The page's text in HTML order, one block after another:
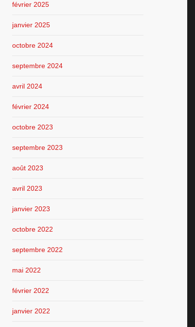
février 2025
janvier 2025
octobre 2024
septembre 2024
avril 2024
février 2024
octobre 2023
septembre 2023
août 2023
avril 2023
janvier 2023
octobre 2022
septembre 2022
mai 2022
février 2022
janvier 2022